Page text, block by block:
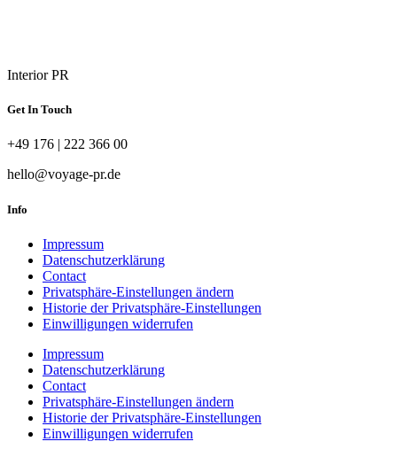
Interior PR
Get In Touch
+49 176 | 222 366 00
hello@voyage-pr.de
Info
Impressum
Datenschutzerklärung
Contact
Privatsphäre-Einstellungen ändern
Historie der Privatsphäre-Einstellungen
Einwilligungen widerrufen
Impressum
Datenschutzerklärung
Contact
Privatsphäre-Einstellungen ändern
Historie der Privatsphäre-Einstellungen
Einwilligungen widerrufen